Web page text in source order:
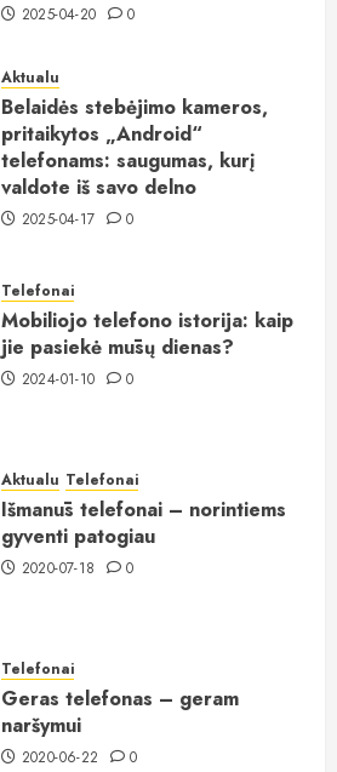
2025-04-20 0
Aktualu
Belaidės stebėjimo kameros,
pritaikytos „Android“
telefonams: saugumas, kurį
valdote iš savo delno
2025-04-17 0
Telefonai
Mobiliojo telefono istorija: kaip
jie pasiekė mūsų dienas?
2024-01-10 0
Aktualu Telefonai
Išmanūs telefonai – norintiems
gyventi patogiau
2020-07-18 0
Telefonai
Geras telefonas – geram
naršymui
2020-06-22 0